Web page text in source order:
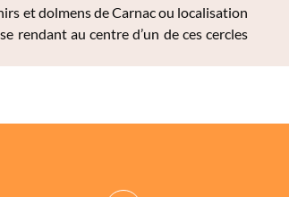
et dolmens de Carnac ou localisation
rendant au centre d’un de ces cercles